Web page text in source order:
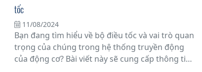
tốc
11/08/2024
Bạn đang tìm hiểu về bộ điều tốc và vai trò quan
trọng của chúng trong hệ thống truyền động
của động cơ? Bài viết này sẽ cung cấp thông tin